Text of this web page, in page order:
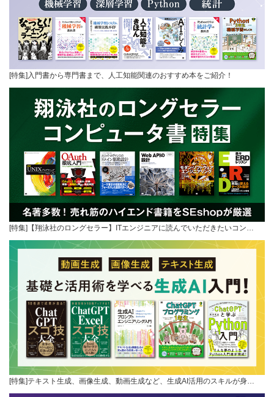
[特集]入門書から専門書まで、人工知能関連のおすすめ本をご紹介！
[特集]【翔泳社のロングセラー】ITエンジニアに読んでいただきたいコン…
[特集]テキスト生成、画像生成、動画生成など、生成AI活用のスキルが身…